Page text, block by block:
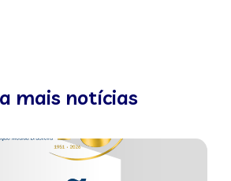
mais notícias